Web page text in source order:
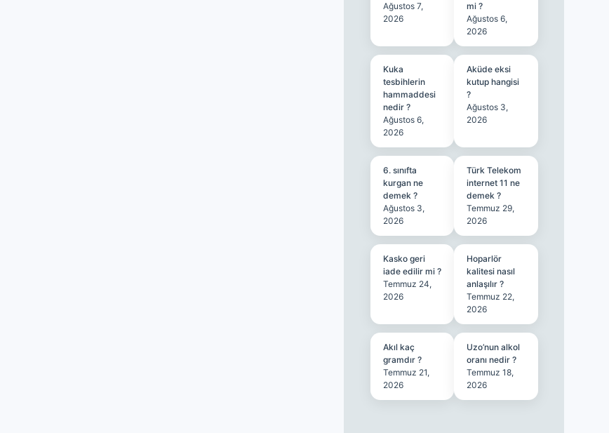
Ağustos 7,
2026
mi ?
Ağustos 6,
2026
Kuka
tesbihlerin
hammaddesi
nedir ?
Ağustos 6,
2026
Aküde eksi
kutup hangisi
?
Ağustos 3,
2026
6. sınıfta
kurgan ne
demek ?
Ağustos 3,
2026
Türk Telekom
internet 11 ne
demek ?
Temmuz 29,
2026
Kasko geri
iade edilir mi ?
Temmuz 24,
2026
Hoparlör
kalitesi nasıl
anlaşılır ?
Temmuz 22,
2026
Akıl kaç
gramdır ?
Temmuz 21,
2026
Uzo’nun alkol
oranı nedir ?
Temmuz 18,
2026